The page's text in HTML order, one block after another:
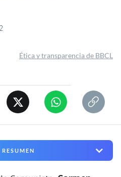
Ética y transparencia de BBCL
RESUMEN